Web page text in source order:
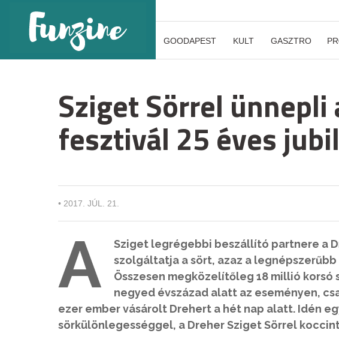
GOODAPEST KULT GASZTRO
Sziget Sörrel ünnepli
fesztivál 25 éves
• 2017. JÚL. 21.
A
Sziget legrégebbi beszállító partnere a
szolgáltatja a sört, azaz a
Összesen megközelítőleg 18 millió
negyed évszázad alatt az eseményen,
ezer ember vásárolt Drehert a hét nap alatt. Idén
sörkülönlegességgel, a Dreher Sziget Sörrel